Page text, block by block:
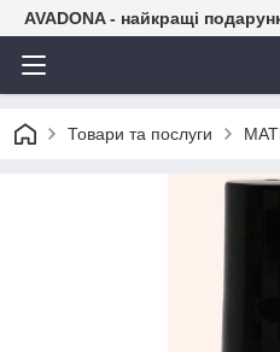
AVADONA - найкращі
Товари та послуги